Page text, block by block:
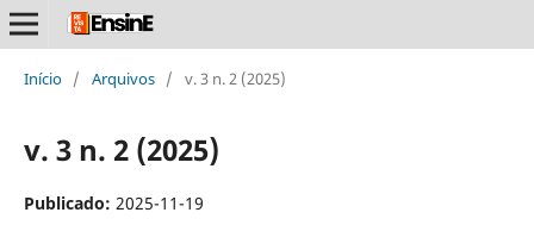
Início / Arquivos / v. 3 n. 2 (2025)
v. 3 n. 2 (2025)
Publicado: 2025-11-19